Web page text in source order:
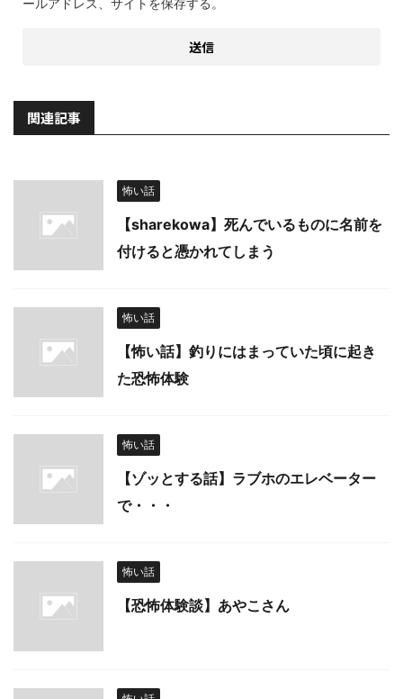
関連記事
怖い話
【sharekowa】死んでいるものに名前を
付けると憑かれてしまう
怖い話
【怖い話】釣りにはまっていた頃に起き
た恐怖体験
怖い話
【ゾッとする話】ラブホのエレベーター
で・・・
怖い話
【恐怖体験談】あやこさん